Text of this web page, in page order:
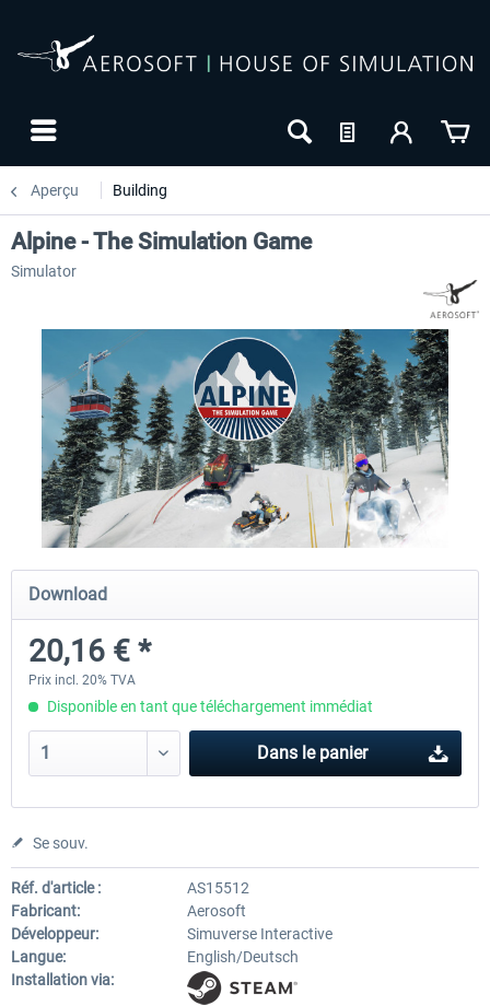
Aperçu Building
City Bus Manager - E-Bus & Green
Energy
10,07 € *
City Bus Manager
Alpine - The Simulation Game
Simulator
Download
20,16 € *
Prix incl. 20% TVA
Disponible en tant que téléchargement immédiat
Dans le panier
Se souv.
Réf. d'article :
AS15512
Fabricant:
Aerosoft
Développeur:
Simuverse Interactive
Langue:
English/Deutsch
Installation via: